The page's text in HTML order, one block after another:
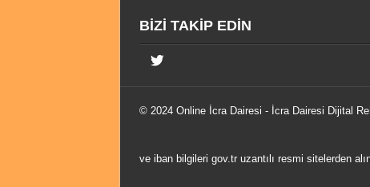
BİZİ TAKİP EDİN
© 2024 Online İcra Dairesi - İcra Dairesi Dijital
ve iban bilgileri gov.tr uzantılı resmi sitelerden